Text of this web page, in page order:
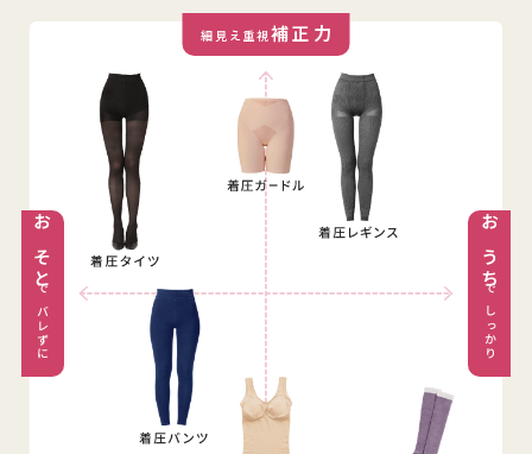
細見え重視補正力
おそと
でバレずに
おうち
でしっかり